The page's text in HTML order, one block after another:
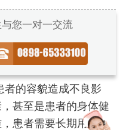
您一对一交流
的容貌造成不良影
甚至是患者的身体健
患者需要长期用药。